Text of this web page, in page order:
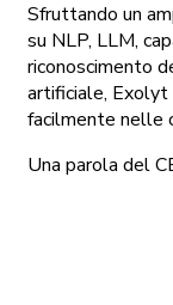
Sfruttando un
su NLP, LLM,
riconoscimento
artificiale, Exolyt
facilmente nelle
Una parola del